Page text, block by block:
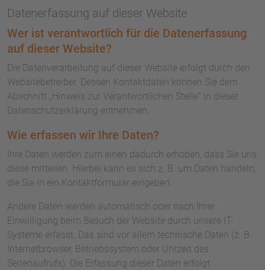
Datenerfassung auf dieser Website
Wer ist verantwortlich für die Datenerfassung
auf dieser Website?
Die Datenverarbeitung auf dieser Website erfolgt durch den
Websitebetreiber. Dessen Kontaktdaten können Sie dem
Abschnitt „Hinweis zur Verantwortlichen Stelle“ in dieser
Datenschutzerklärung entnehmen.
Wie erfassen wir Ihre Daten?
Ihre Daten werden zum einen dadurch erhoben, dass Sie uns
diese mitteilen. Hierbei kann es sich z. B. um Daten handeln,
die Sie in ein Kontaktformular eingeben.
Andere Daten werden automatisch oder nach Ihrer
Einwilligung beim Besuch der Website durch unsere IT-
Systeme erfasst. Das sind vor allem technische Daten (z. B.
Internetbrowser, Betriebssystem oder Uhrzeit des
Seitenaufrufs). Die Erfassung dieser Daten erfolgt